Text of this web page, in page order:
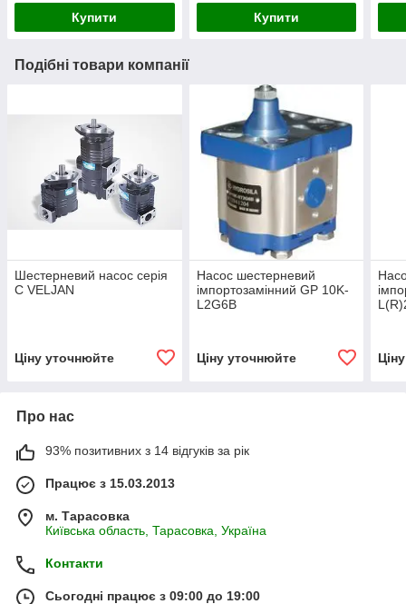
Купити Купити
Подібні товари компанії
Шестерневий насос серія
C VELJAN
Ціну уточнюйте
Насос шестерневий
імпортозамінний GP 10K-
L2G6B
Ціну уточнюйте
Про нас
93% позитивних з 14 відгуків за рік
Працює з 15.03.2013
м. Тарасовка
Київська область, Тарасовка, Україна
Контакти
Сьогодні працює з 09:00 до 19:00